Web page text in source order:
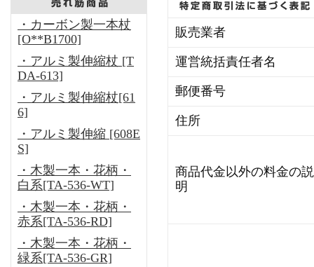
・カーボン製一本杖
[O**B1700]
・アルミ製伸縮杖 [T
DA-613]
・アルミ製伸縮杖[61
6]
・アルミ製伸縮 [608E
S]
・木製一本・花柄・
白系[TA-536-WT]
・木製一本・花柄・
赤系[TA-536-RD]
・木製一本・花柄・
緑系[TA-536-GR]
販売業者
運営統括責任者名
郵便番号
住所
商品代金以外の料金の説
明